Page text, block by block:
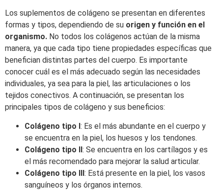
Los suplementos de colágeno se presentan en diferentes
formas y tipos, dependiendo de su origen y función en el
organismo. No todos los colágenos actúan de la misma
manera, ya que cada tipo tiene propiedades específicas que
benefician distintas partes del cuerpo. Es importante
conocer cuál es el más adecuado según las necesidades
individuales, ya sea para la piel, las articulaciones o los
tejidos conectivos. A continuación, se presentan los
principales tipos de colágeno y sus beneficios:
Colágeno tipo I: Es el más abundante en el cuerpo y
se encuentra en la piel, los huesos y los tendones.
Colágeno tipo II: Se encuentra en los cartílagos y es
el más recomendado para mejorar la salud articular.
Colágeno tipo III: Está presente en la piel, los vasos
sanguíneos y los órganos internos.